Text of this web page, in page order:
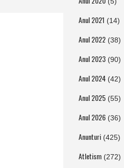
Anul 2021 (14)
Anul 2022(38)
Anul 2023(90)
Anul 2024(42)
Anul 2025(55)
Anul 2026(36)
Anunturi(425)
Atletism(272)